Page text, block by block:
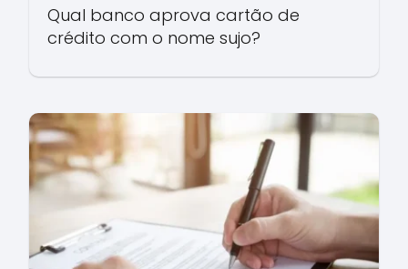
Qual banco aprova cartão de
crédito com o nome sujo?